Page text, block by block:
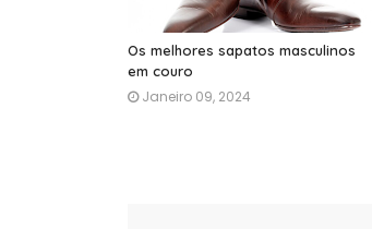
Os melhores sapatos masculinos
em couro
Janeiro 09, 2024